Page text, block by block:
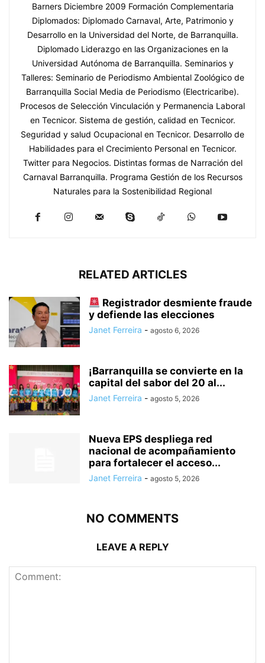
Barners Diciembre 2009 Formación Complementaria
Diplomados: Diplomado Carnaval, Arte, Patrimonio y
Desarrollo en la Universidad del Norte, de Barranquilla.
Diplomado Liderazgo en las Organizaciones en la
Universidad Autónoma de Barranquilla. Seminarios y
Talleres: Seminario de Periodismo Ambiental Zoológico de
Barranquilla Social Media de Periodismo (Electricaribe).
Procesos de Selección Vinculación y Permanencia Laboral
en Tecnicor. Sistema de gestión, calidad en Tecnicor.
Seguridad y salud Ocupacional en Tecnicor. Desarrollo de
Habilidades para el Crecimiento Personal en Tecnicor.
Twitter para Negocios. Distintas formas de Narración del
Carnaval Barranquilla. Programa Gestión de los Recursos
Naturales para la Sostenibilidad Regional
RELATED ARTICLES
Registrador desmiente fraude
y defiende las elecciones
Janet Ferreira - agosto 6, 2026
¡Barranquilla se convierte en la
capital del sabor del 20 al...
Janet Ferreira - agosto 5, 2026
Nueva EPS despliega red
nacional de acompañamiento
para fortalecer el acceso...
Janet Ferreira - agosto 5, 2026
NO COMMENTS
LEAVE A REPLY